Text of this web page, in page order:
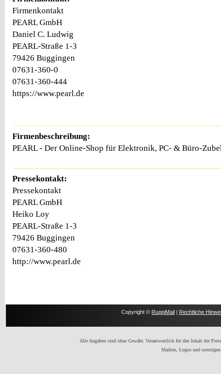
Firmenkontakt
PEARL GmbH
Daniel C. Ludwig
PEARL-Straße 1-3
79426 Buggingen
07631-360-0
07631-360-444
https://www.pearl.de
Firmenbeschreibung:
PEARL - Der Online-Shop für Elektronik, PC- & Büro-
Pressekontakt:
Pressekontakt
PEARL GmbH
Heiko Loy
PEARL-Straße 1-3
79426 Buggingen
07631-360-480
http://www.pearl.de
Copyright ©RuppiMail|Rechtliche
Alle Angaben sind ohne Gewähr. Verantwortlich für den Inhalt der
Marken, Logos und